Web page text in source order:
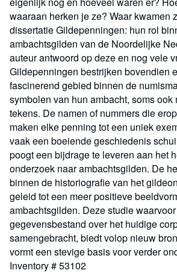
waaraan herken je ze? Waar kwamen
dissertatie Gildepenningen: hun rol
ambachtsgilden van de Noordelijke
auteur antwoord op deze en nog vele
Gildepenningen bestrijken bovendien
fascinerend gebied binnen de
symbolen van hun ambacht, soms
tekens. De namen of nummers die
maken elke penning tot een uniek
vaak een boeiende geschiedenis
poogt een bijdrage te leveren aan het
onderzoek naar ambachtsgilden. De
binnen de historiografie van het
geleid tot een meer positieve
ambachtsgilden. Deze studie
gegevensbestand over het huidige
samengebracht, biedt volop nieuw
vormt een stevige basis voor verder
Inventory # 53102